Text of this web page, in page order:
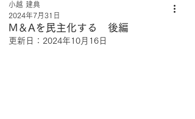
M＆Aを民主化する 後編
小越 建典
2024年7月31日
更新日： 2024年10月16日